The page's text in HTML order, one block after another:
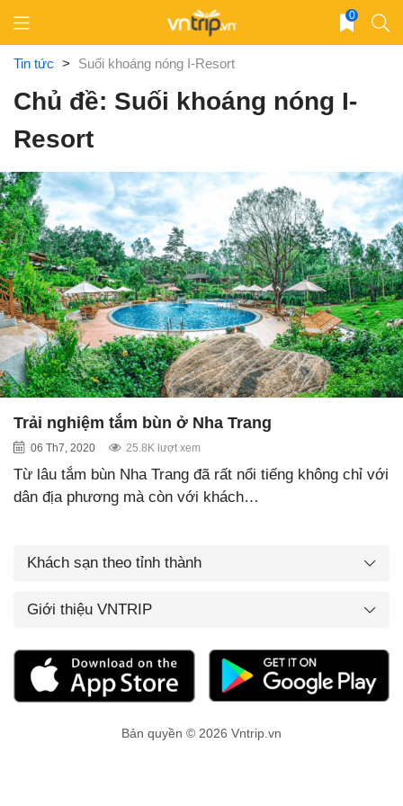
content
0
Tin tức > Suối khoáng nóng I-Resort
Chủ đề: Suối khoáng nóng I-
Resort
Trải nghiệm tắm bùn ở Nha Trang
06 Th7, 2020 25.8K lượt xem
Từ lâu tắm bùn Nha Trang đã rất nổi tiếng không chỉ với
dân địa phương mà còn với khách…
Khách sạn theo tỉnh thành
Giới thiệu VNTRIP
Bản quyền © 2026 Vntrip.vn